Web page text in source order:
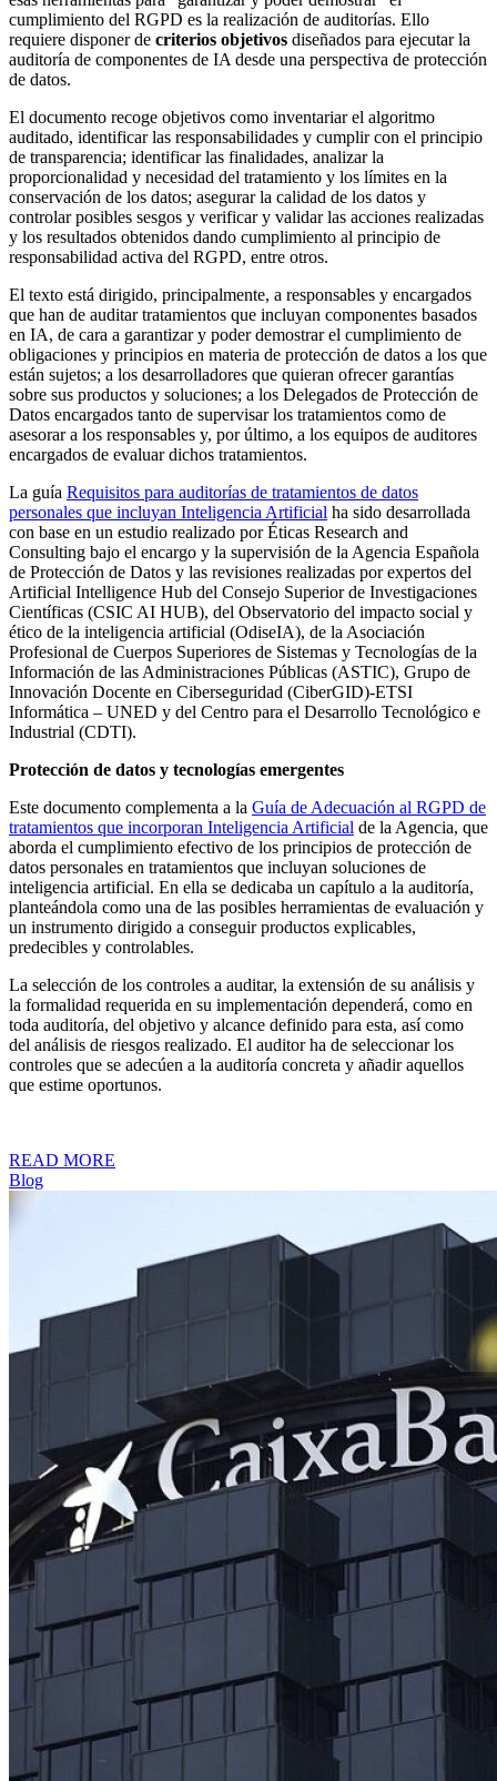
cumplimiento del RGPD es la realización de auditorías. Ello
requiere disponer de criterios objetivos diseñados para ejecutar la
auditoría de componentes de IA desde una perspectiva de protección
de datos.
El documento recoge objetivos como inventariar el algoritmo
auditado, identificar las responsabilidades y cumplir con el principio
de transparencia; identificar las finalidades, analizar la
proporcionalidad y necesidad del tratamiento y los límites en la
conservación de los datos; asegurar la calidad de los datos y
controlar posibles sesgos y verificar y validar las acciones realizadas
y los resultados obtenidos dando cumplimiento al principio de
responsabilidad activa del RGPD, entre otros.
El texto está dirigido, principalmente, a responsables y encargados
que han de auditar tratamientos que incluyan componentes basados
en IA, de cara a garantizar y poder demostrar el cumplimiento de
obligaciones y principios en materia de protección de datos a los que
están sujetos; a los desarrolladores que quieran ofrecer garantías
sobre sus productos y soluciones; a los Delegados de Protección de
Datos encargados tanto de supervisar los tratamientos como de
asesorar a los responsables y, por último, a los equipos de auditores
encargados de evaluar dichos tratamientos.
La guía Requisitos para auditorías de tratamientos de datos
personales que incluyan Inteligencia Artificial ha sido desarrollada
con base en un estudio realizado por Éticas Research and
Consulting bajo el encargo y la supervisión de la Agencia Española
de Protección de Datos y las revisiones realizadas por expertos del
Artificial Intelligence Hub del Consejo Superior de Investigaciones
Científicas (CSIC AI HUB), del Observatorio del impacto social y
ético de la inteligencia artificial (OdiseIA), de la Asociación
Profesional de Cuerpos Superiores de Sistemas y Tecnologías de la
Información de las Administraciones Públicas (ASTIC), Grupo de
Innovación Docente en Ciberseguridad (CiberGID)-ETSI
Informática – UNED y del Centro para el Desarrollo Tecnológico e
Industrial (CDTI).
Protección de datos y tecnologías emergentes
Este documento complementa a la Guía de Adecuación al RGPD de
tratamientos que incorporan Inteligencia Artificial de la Agencia, que
aborda el cumplimiento efectivo de los principios de protección de
datos personales en tratamientos que incluyan soluciones de
inteligencia artificial. En ella se dedicaba un capítulo a la auditoría,
planteándola como una de las posibles herramientas de evaluación y
un instrumento dirigido a conseguir productos explicables,
predecibles y controlables.
La selección de los controles a auditar, la extensión de su análisis y
la formalidad requerida en su implementación dependerá, como en
toda auditoría, del objetivo y alcance definido para esta, así como
del análisis de riesgos realizado. El auditor ha de seleccionar los
controles que se adecúen a la auditoría concreta y añadir aquellos
que estime oportunos.
READ MORE
Blog